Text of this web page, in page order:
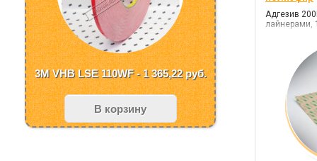
Адгезив
лайнерами,
3M VHB LSE 110WF - 1 365,22руб.
В корзину